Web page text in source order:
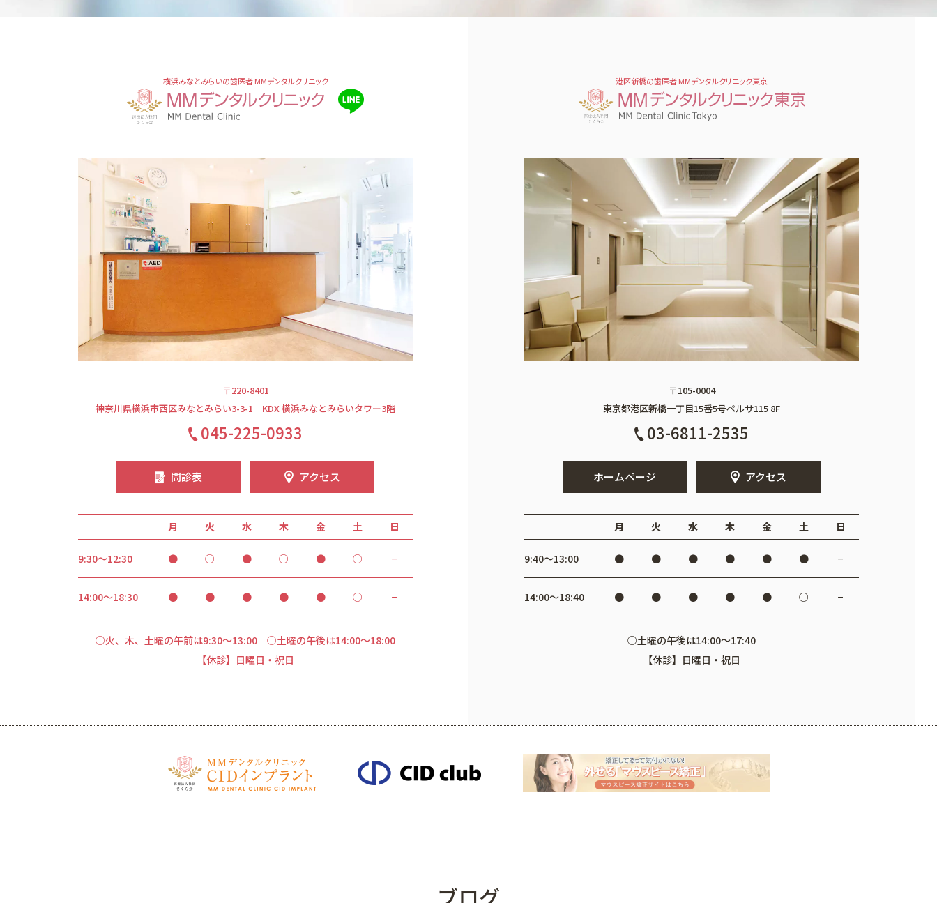
横浜みなとみらいの歯医者 MMデンタルクリニック
〒220-8401
神奈川県横浜市西区みなとみらい3-3-1 KDX 横浜みなとみらいタワー3階
045-225-0933
問診表 アクセス
月 火 水 木 金 土 日
9:30～12:30 ● ○ ● ○ ● ○ −
14:00～18:30 ● ● ● ● ● ○ −
○火、木、土曜の午前は9:30～13:00 ○土曜の午後は14:00～18:00
【休診】日曜日・祝日
港区新橋の歯医者 MMデンタルクリニック東京
〒105-0004
東京都港区新橋一丁目15番5号ペルサ115 8F
03-6811-2535
ホームページ アクセス
月 火 水 木 金 土 日
9:40〜13:00 ● ● ● ● ● ● −
14:00〜18:40 ● ● ● ● ● ○ −
○土曜の午後は14:00～17:40
【休診】日曜日・祝日
ブログ